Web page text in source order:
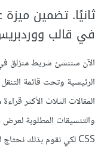
ثانيًا. تضمين
في قالب
الآن سننشئ شريط منزلق
الرئيسية وتحت قائمة
المقالات الثلاث الأكثر
والتنسيقات المطلوبة
CSS لكي نقوم بذلك نحتاج لعدة ملفات سنشرح كل واحد على حدا.